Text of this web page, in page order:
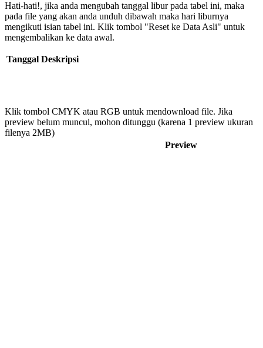
Hati-hati!, jika anda mengubah tanggal libur pada tabel ini, maka
pada file yang akan anda unduh dibawah maka hari liburnya
mengikuti isian tabel ini. Klik tombol "Reset ke Data Asli" untuk
mengembalikan ke data awal.
Tanggal Deskripsi
Klik tombol CMYK atau RGB untuk mendownload file. Jika
preview belum muncul, mohon ditunggu (karena 1 preview ukuran
filenya 2MB)
Preview